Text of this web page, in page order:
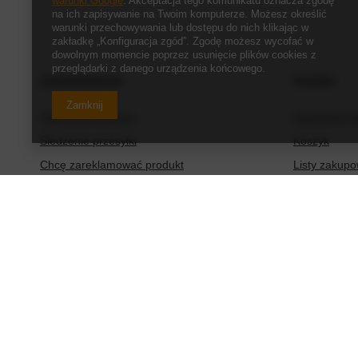
Status zamówienia
Śledzenie przesyłki
Chcę zareklamować produkt
Koszyk
Listy
na ich zapisywanie na Twoim komputerze. Możesz określić
warunki przechowywania lub dostępu do nich klikając w
zakładkę „Konfiguracja zgód”. Zgodę możesz wycofać w
dowolnym momencie poprzez usunięcie plików cookies z
przeglądarki z danego urządzenia końcowego.
Zamknij